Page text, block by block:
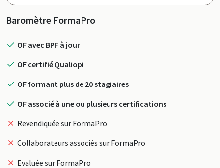
Profil
Baromètre FormaPro
OF avec BPF à jour
OF certifié Qualiopi
OF formant plus de 20 stagiaires
OF associé à une ou plusieurs certifications
Revendiquée sur FormaPro
Collaborateurs associés sur FormaPro
Evaluée sur FormaPro